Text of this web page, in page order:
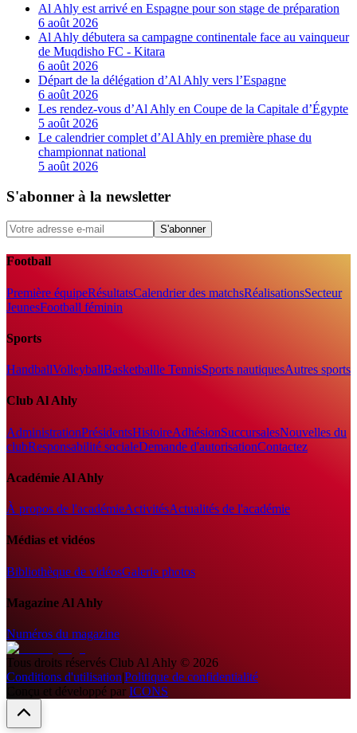
Al Ahly est arrivé en Espagne pour son stage de préparation
6 août 2026
Al Ahly débutera sa campagne continentale face au vainqueur
de Muqdisho FC - Kitara
6 août 2026
Départ de la délégation d’Al Ahly vers l’Espagne
6 août 2026
Les rendez-vous d’Al Ahly en Coupe de la Capitale d’Égypte
5 août 2026
Le calendrier complet d’Al Ahly en première phase du
championnat national
5 août 2026
S'abonner à la newsletter
S'abonner
Football
Première équipeRésultatsCalendrier des matchsRéalisationsSecteur
JeunesFootball féminin
Sports
HandballVolleyballBasketballle TennisSports nautiquesAutres sports
Club Al Ahly
AdministrationPrésidentsHistoireAdhésionSuccursalesNouvelles du
clubResponsabilité socialeDemande d'autorisationContactez
Académie Al Ahly
À propos de l'académieActivitésActualités de l'académie
Médias et vidéos
Bibliothèque de vidéosGalerie photos
Magazine Al Ahly
Numéros du magazine
Tous droits réservés Club Al Ahly © 2026
Conditions d'utilisation|Politique de confidentialité
Conçu et développé par ICONS